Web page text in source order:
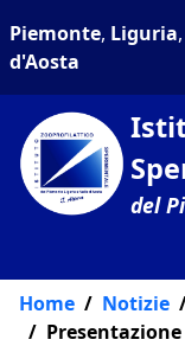
Piemonte, Liguria,
d'Aosta
del
Home Notizie